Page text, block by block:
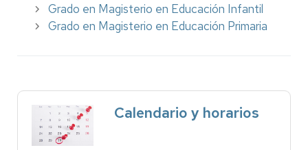
Grado en Magisterio en Educación Infantil
Grado en Magisterio en Educación Primaria
Calendario y horarios